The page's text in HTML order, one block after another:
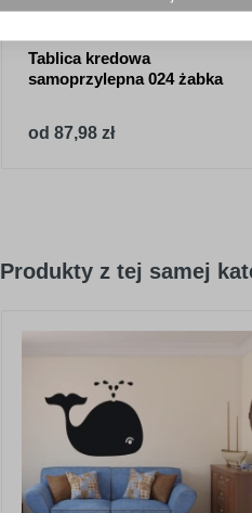
Tablica kredowa
samoprzylepna 024 żabka
od 87,98 zł
Produkty z tej samej